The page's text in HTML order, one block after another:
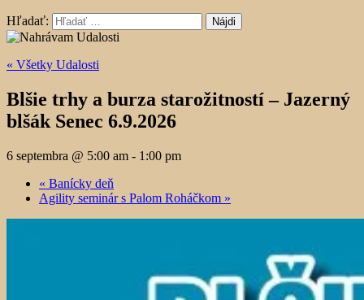
Hľadať:
« Všetky Udalosti
Blšie trhy a burza starožitností – Jazerný
blšák Senec 6.9.2026
6 septembra @ 5:00 am - 1:00 pm
« Banícky deň
Agility seminár s Palom Roháčkom »